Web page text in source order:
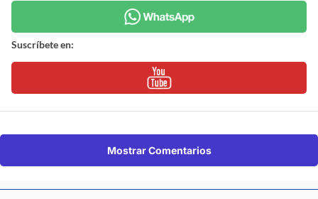
Suscríbete en:
Mostrar Comentarios